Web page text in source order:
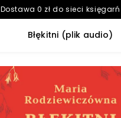
Dostawa 0 zł do sieci księgarń
Błękitni (plik audio)